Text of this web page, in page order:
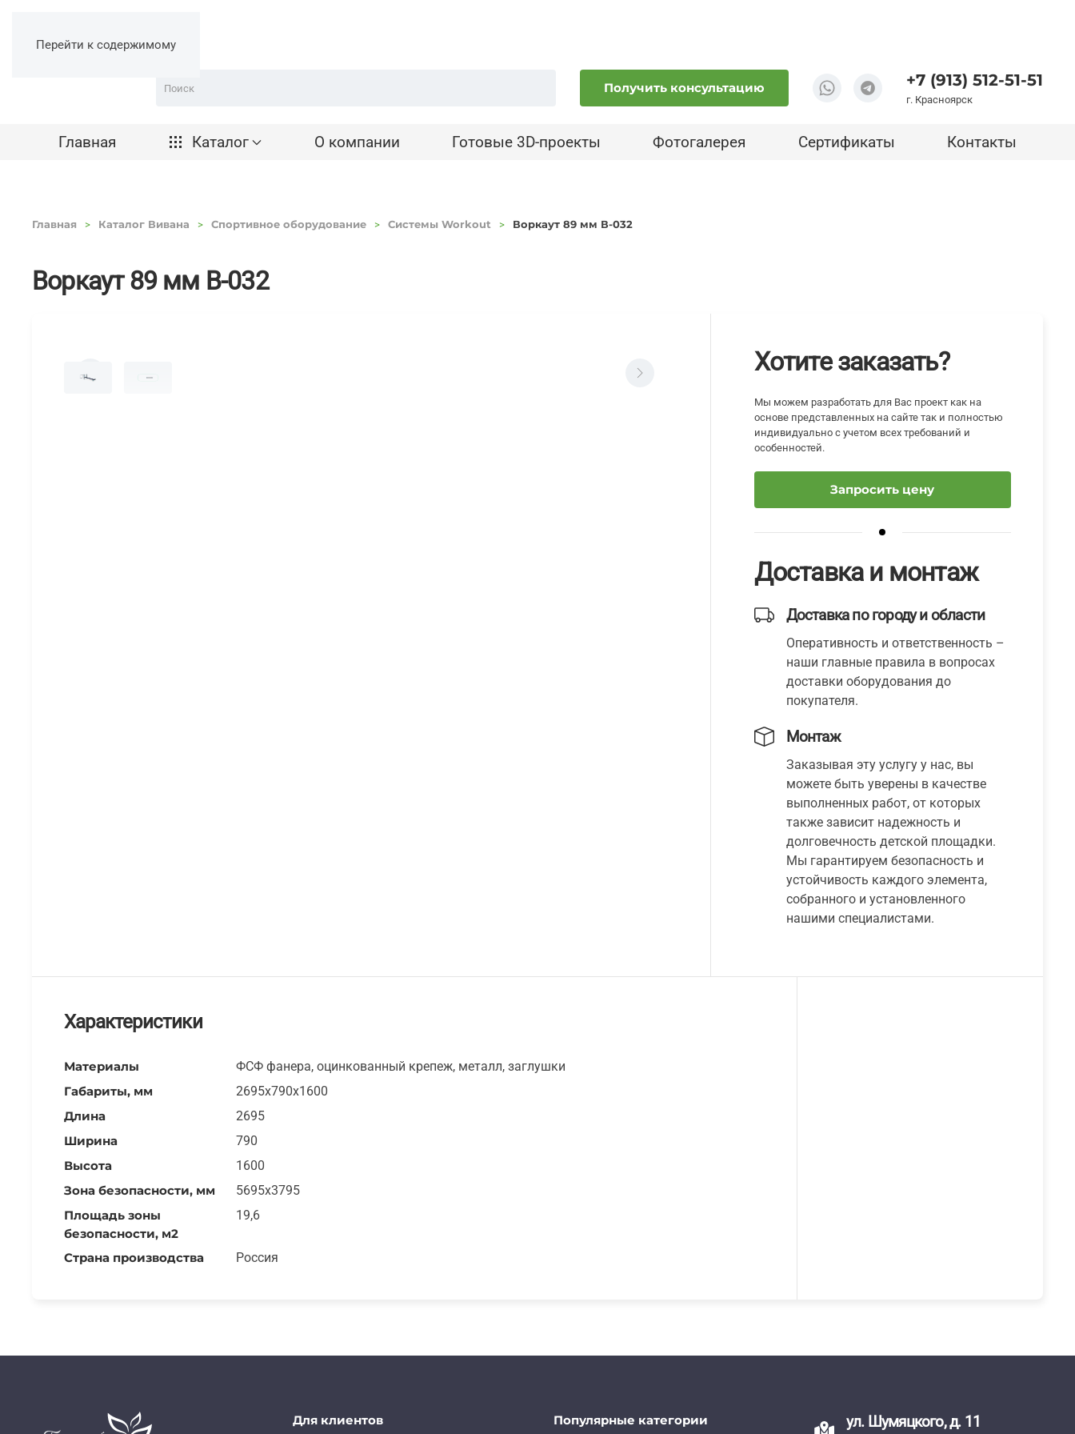
Перейти к содержимому
Получить консультацию +7 (913) 512-51-51
г. Красноярск
Главная Каталог О компании Готовые 3D-проекты Фотогалерея Сертификаты Контакты
Главная Каталог Вивана Спортивное оборудование Системы Workout Воркаут 89 мм В-032
Воркаут 89 мм В-032
Хотите заказать?
Мы можем разработать для Вас проект как на
основе представленных на сайте так и полностью
индивидуально с учетом всех требований и
особенностей.
Запросить цену
Доставка и монтаж
Доставка по городу и области
Оперативность и ответственность –
наши главные правила в вопросах
доставки оборудования до
покупателя.
Монтаж
Заказывая эту услугу у нас, вы
можете быть уверены в качестве
выполненных работ, от которых
также зависит надежность и
долговечность детской площадки.
Мы гарантируем безопасность и
устойчивость каждого элемента,
собранного и установленного
нашими специалистами.
Характеристики
Материалы
ФСФ фанера, оцинкованный крепеж, металл, заглушки
Габариты, мм
2695x790x1600
Длина
2695
Ширина
790
Высота
1600
Зона безопасности, мм
5695x3795
Площадь зоны
безопасности, м2
19,6
Страна производства Россия
Для клиентов Популярные категории ул. Шумяцкого, д. 11